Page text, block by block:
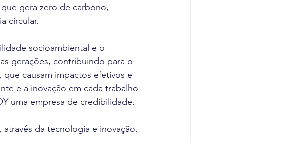
gera zero de carbono,
circular.
socioambiental e o
gerações, contribuindo para o
causam impactos efetivos e
e a inovação em cada trabalho
uma empresa de credibilidade.
da tecnologia e inovação,